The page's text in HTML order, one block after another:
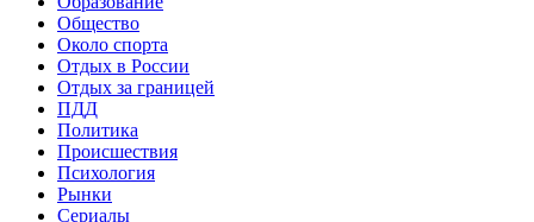
Общество
Около спорта
Отдых в России
Отдых за границей
ПДД
Политика
Происшествия
Психология
Рынки
Сериалы